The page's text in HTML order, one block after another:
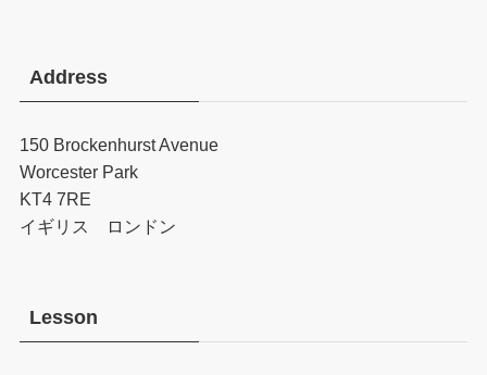
Address
150 Brockenhurst Avenue
Worcester Park
KT4 7RE
イギリス ロンドン
Lesson